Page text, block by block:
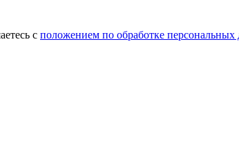
c положением по обработке